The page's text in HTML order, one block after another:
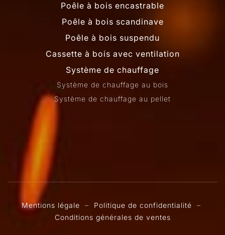
Poêle à bois encastrable
Poêle à bois scandinave
Poêle à bois suspendu
Cassette à bois avec ventilation
Système de chauffage
Système de chauffage au bois
Système de chauffage au pellet
Mentions légale – Politique de confidentialité –
Conditions générales de ventes